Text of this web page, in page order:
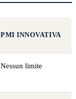
PMI INNOVATIVA
Nessun limite